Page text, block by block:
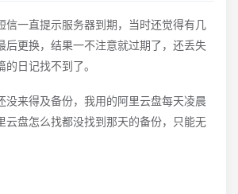
信一直提示服务器到期，当时还觉得有几
后更换，结果一不注意就过期了，还丢失
日记找不到了。
没来得及备份，我用的阿里云盘每天凌晨
云盘怎么找都没找到那天的备份，只能无